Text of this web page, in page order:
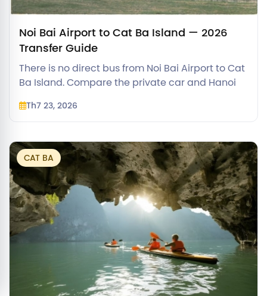
Noi Bai Airport to Cat Ba Island — 2026
Transfer Guide
There is no direct bus from Noi Bai Airport to Cat
Ba Island. Compare the private car and Hanoi
Th7 23, 2026
CAT BA